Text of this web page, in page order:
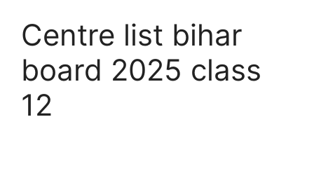
Centre list bihar
board 2025 class
12